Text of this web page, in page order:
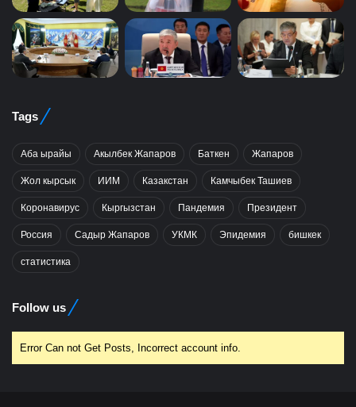
Tags
Аба ырайы Акылбек Жапаров Баткен Жапаров
Жол кырсык ИИМ Казакстан Камчыбек Ташиев
Коронавирус Кыргызстан Пандемия Президент
Россия Садыр Жапаров УКМК Эпидемия бишкек
статистика
Follow us
Error Can not Get Posts, Incorrect account info.